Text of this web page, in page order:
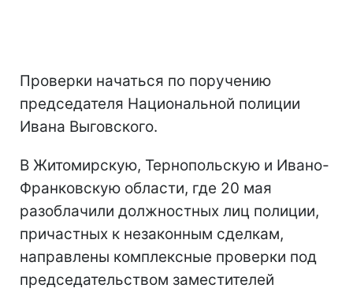
Проверки начаться по поручению
председателя Национальной полиции
Ивана Выговского.
В Житомирскую, Тернопольскую и Ивано-
Франковскую области, где 20 мая
разоблачили должностных лиц полиции,
причастных к незаконным сделкам,
направлены комплексные проверки под
председательством заместителей